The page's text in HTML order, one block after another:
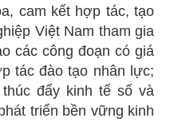
cam kết hợp tác, tạo
Việt Nam tham gia
các công đoạn có giá
tác đào tạo nhân lực;
đẩy kinh tế số và
triển bền vững kinh